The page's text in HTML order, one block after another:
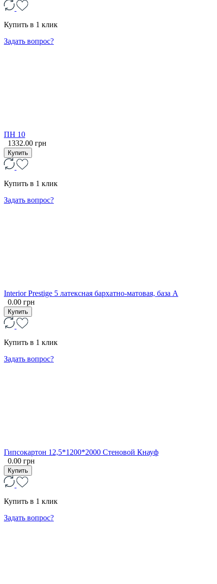
Купить в 1 клик
Задать вопрос?
ПН 10
1332.00 грн
Купить
Купить в 1 клик
Задать вопрос?
Interior Prestige 5 латексная бархатно-матовая, база А
0.00 грн
Купить
Купить в 1 клик
Задать вопрос?
Гипсокартон 12,5*1200*2000 Стеновой Кнауф
0.00 грн
Купить
Купить в 1 клик
Задать вопрос?